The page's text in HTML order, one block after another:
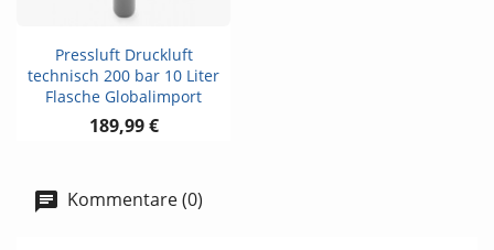
Pressluft Druckluft
technisch 200 bar 10 Liter
Flasche Globalimport
189,99 €
Kommentare (0)